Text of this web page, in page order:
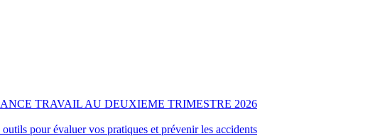
TRAVAIL AU DEUXIEME TRIMESTRE 2026
pour évaluer vos pratiques et prévenir les accidents